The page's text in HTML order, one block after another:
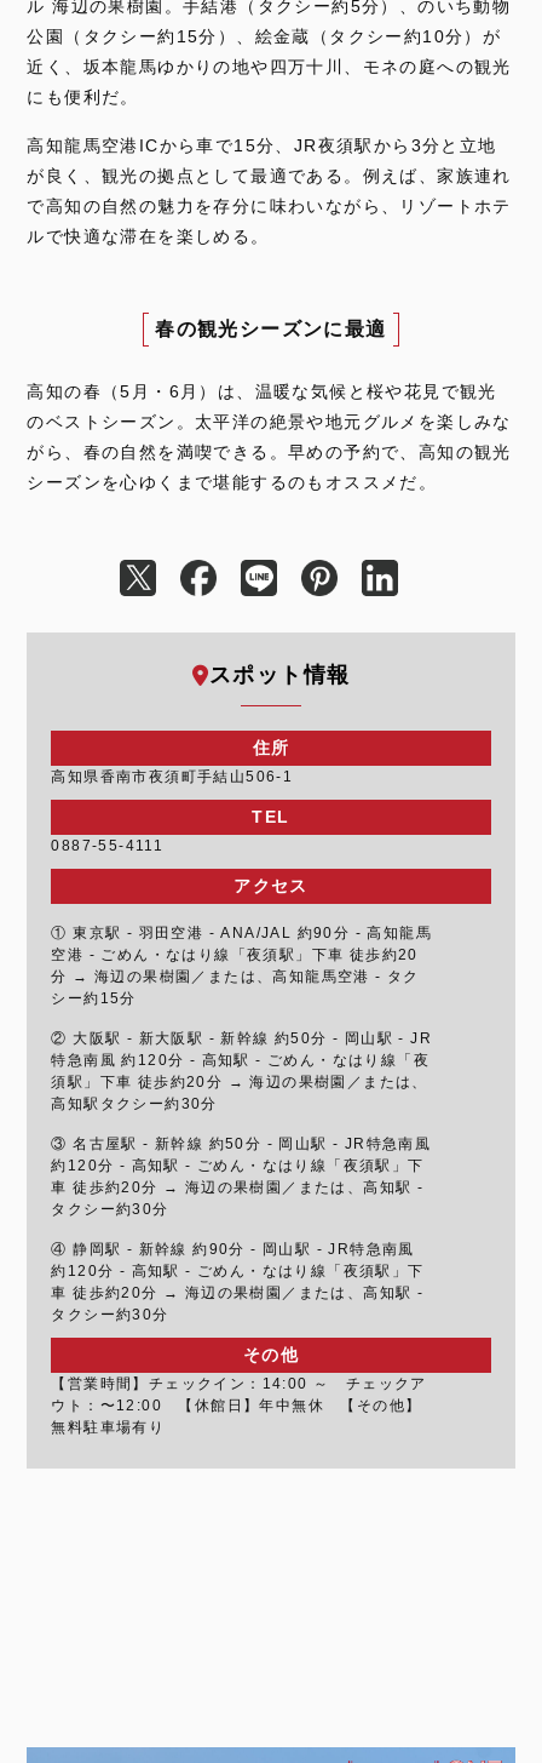
ル 海辺の果樹園。手結港（タクシー約5分）、のいち動物
公園（タクシー約15分）、絵金蔵（タクシー約10分）が
近く、坂本龍馬ゆかりの地や四万十川、モネの庭への観光
にも便利だ。
高知龍馬空港ICから車で15分、JR夜須駅から3分と立地
が良く、観光の拠点として最適である。例えば、家族連れ
で高知の自然の魅力を存分に味わいながら、リゾートホテ
ルで快適な滞在を楽しめる。
春の観光シーズンに最適
高知の春（5月・6月）は、温暖な気候と桜や花見で観光
のベストシーズン。太平洋の絶景や地元グルメを楽しみな
がら、春の自然を満喫できる。早めの予約で、高知の観光
シーズンを心ゆくまで堪能するのもオススメだ。
スポット情報
住所
高知県香南市夜須町手結山506-1
TEL
0887-55-4111
アクセス
① 東京駅 - 羽田空港 - ANA/JAL 約90分 - 高知龍馬
空港 - ごめん・なはり線「夜須駅」下車 徒歩約20
分 → 海辺の果樹園／または、高知龍馬空港 - タク
シー約15分
② 大阪駅 - 新大阪駅 - 新幹線 約50分 - 岡山駅 - JR
特急南風 約120分 - 高知駅 - ごめん・なはり線「夜
須駅」下車 徒歩約20分 → 海辺の果樹園／または、
高知駅タクシー約30分
③ 名古屋駅 - 新幹線 約50分 - 岡山駅 - JR特急南風
約120分 - 高知駅 - ごめん・なはり線「夜須駅」下
車 徒歩約20分 → 海辺の果樹園／または、高知駅 -
タクシー約30分
④ 静岡駅 - 新幹線 約90分 - 岡山駅 - JR特急南風
約120分 - 高知駅 - ごめん・なはり線「夜須駅」下
車 徒歩約20分 → 海辺の果樹園／または、高知駅 -
タクシー約30分
その他
【営業時間】チェックイン：14:00 ～ チェックア
ウト：〜12:00 【休館日】年中無休 【その他】
無料駐車場有り